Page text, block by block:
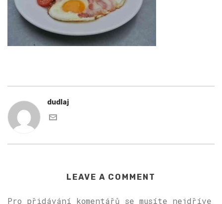
dudlaj
LEAVE A COMMENT
Pro přidávání komentářů se musíte nejdříve